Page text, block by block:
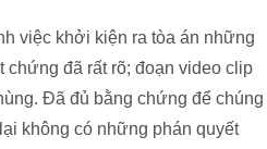
việc khởi kiện ra tòa án những
chứng đã rất rõ; đoạn video clip
Đã đủ bằng chứng để chúng
không có những phán quyết